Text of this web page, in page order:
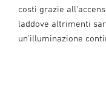
costi grazie
laddove altrimenti
un'illuminazione